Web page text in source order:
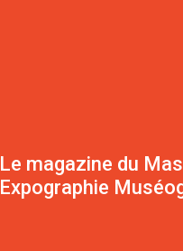
Le magazine du
Expographie